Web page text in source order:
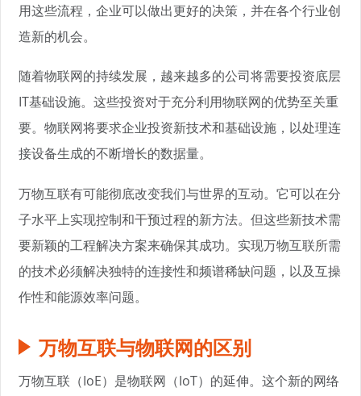
用这些流程，企业可以做出更好的决策，并在各个行业创
造新的机会。
随着物联网的持续发展，越来越多的公司将需要投资底层
IT基础设施。这些投资对于充分利用物联网的优势至关重
要。物联网将要求企业投资新技术和基础设施，以处理连
接设备生成的不断增长的数据量。
万物互联有可能彻底改变我们与世界的互动。它可以在分
子水平上实现控制和干预过程的新方法。但这些新技术需
要新颖的工程解决方案来确保其成功。实现万物互联所需
的技术必须解决独特的连接性和频谱稀缺问题，以及互操
作性和能源效率问题。
万物互联与物联网的区别
万物互联（IoE）是物联网（IoT）的延伸。这个新的网络